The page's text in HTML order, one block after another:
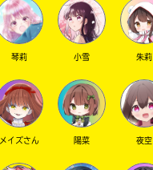
SNSでシェアする
琴莉 小雪 朱莉
メイズさん 陽菜 夜空